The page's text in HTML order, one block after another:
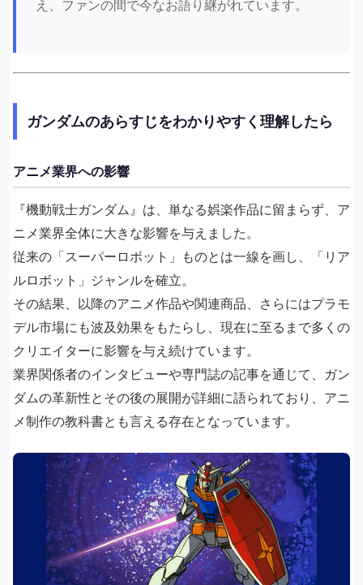
え、ファンの間で今なお語り継がれています。
ガンダムのあらすじをわかりやすく理解したら
アニメ業界への影響
『機動戦士ガンダム』は、単なる娯楽作品に留まらず、ア
ニメ業界全体に大きな影響を与えました。
従来の「スーパーロボット」ものとは一線を画し、「リア
ルロボット」ジャンルを確立。
その結果、以降のアニメ作品や関連商品、さらにはプラモ
デル市場にも波及効果をもたらし、現在に至るまで多くの
クリエイターに影響を与え続けています。
業界関係者のインタビューや専門誌の記事を通じて、ガン
ダムの革新性とその後の展開が詳細に語られており、アニ
メ制作の教科書とも言える存在となっています。